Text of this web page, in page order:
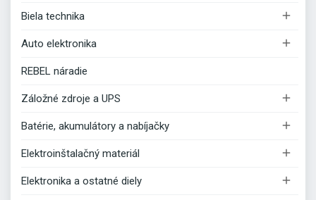
Biela technika 
Auto elektronika 
REBEL náradie
Záložné zdroje a UPS 
Batérie, akumulátory a nabíjačky 
Elektroinštalačný materiál 
Elektronika a ostatné diely 